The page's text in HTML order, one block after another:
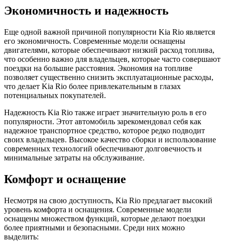
Экономичность и надежность
Еще одной важной причиной популярности Kia Rio является
его экономичность. Современные модели оснащены
двигателями, которые обеспечивают низкий расход топлива,
что особенно важно для владельцев, которые часто совершают
поездки на большие расстояния. Экономия на топливе
позволяет существенно снизить эксплуатационные расходы,
что делает Kia Rio более привлекательным в глазах
потенциальных покупателей.
Надежность Kia Rio также играет значительную роль в его
популярности. Этот автомобиль зарекомендовал себя как
надежное транспортное средство, которое редко подводит
своих владельцев. Высокое качество сборки и использование
современных технологий обеспечивают долговечность и
минимальные затраты на обслуживание.
Комфорт и оснащение
Несмотря на свою доступность, Kia Rio предлагает высокий
уровень комфорта и оснащения. Современные модели
оснащены множеством функций, которые делают поездки
более приятными и безопасными. Среди них можно
выделить: